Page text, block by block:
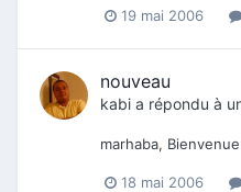
19 mai 2006
nouveau
kabi a répondu à
marhaba, Bienvenue
18 mai 2006